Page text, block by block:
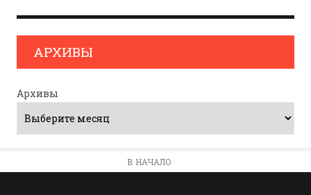
АРХИВЫ
Архивы
В НАЧАЛО